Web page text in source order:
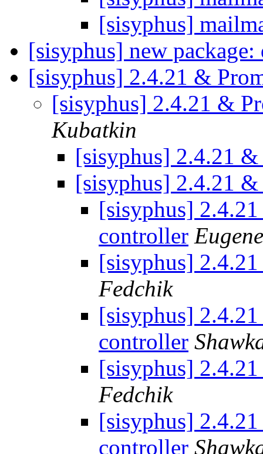
[sisyphus]
[sisyphus] new package:
[sisyphus] 2.4.21 &
[sisyphus] 2.4.21 &
Kubatkin
[sisyphus] 2.4.21
[sisyphus] 2.4.21
[sisyphus]
controller
[sisyphus]
Fedchik
[sisyphus]
controller
[sisyphus]
Fedchik
[sisyphus]
controller